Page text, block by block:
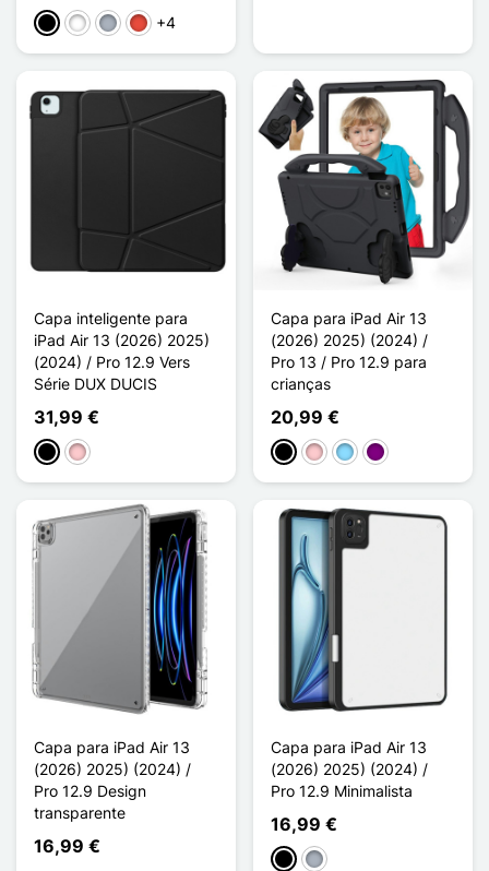
PretoBrancoCinzento
Vermelho
+4
Capa inteligente para
iPad Air 13 (2026) 2025)
(2024) / Pro 12.9 Vers
Série DUX DUCIS
31,99 €
PretoRosa
Capa para iPad Air 13
(2026) 2025) (2024) /
Pro 13 / Pro 12.9 para
crianças
20,99 €
PretoRosaAzul Claro
Púrpura
Capa para iPad Air 13
(2026) 2025) (2024) /
Pro 12.9 Design
transparente
16,99 €
Capa para iPad Air 13
(2026) 2025) (2024) /
Pro 12.9 Minimalista
16,99 €
PretoCinzento